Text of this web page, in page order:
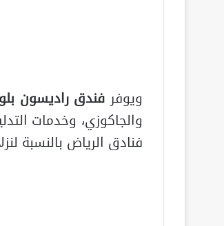
ويوفرفندق راديسون بلو
والجاكوزي، وخدمات
فنادق الرياض بالنسبة